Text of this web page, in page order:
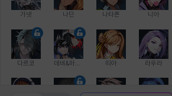
가넷 나딘 나타폰 니아
다르코 띠아 라우라